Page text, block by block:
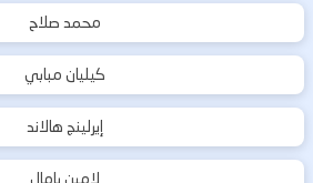
محمد صلاح
كيليان مبابي
إيرلينج هالاند